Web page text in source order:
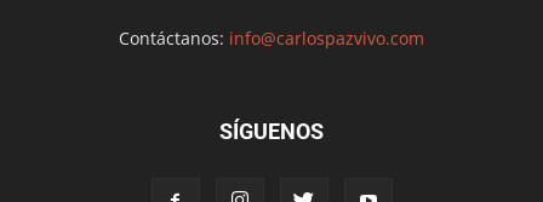
Contáctanos: info@carlospazvivo.com
SÍGUENOS